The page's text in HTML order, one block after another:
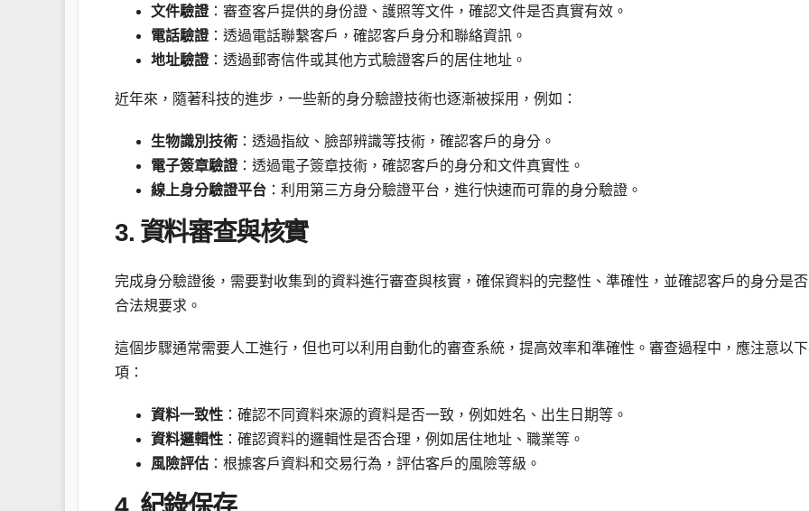
文件驗證 ：審查客戶提供的身份證、護照等文件，確認文件是否真實有效。
電話驗證 ：透過電話聯繫客戶，確認客戶身分和聯絡資訊。
地址驗證 ：透過郵寄信件或其他方式驗證客戶的居住地址。
近年來，隨著科技的進步，一些新的身分驗證技術也逐漸被採用，例如：
生物識別技術 ：透過指紋、臉部辨識等技術，確認客戶的身分。
電子簽章驗證 ：透過電子簽章技術，確認客戶的身分和文件真實性。
線上身分驗證平台 ：利用第三方身分驗證平台，進行快速而可靠的身分驗證。
3. 資料審查與核實
完成身分驗證後，需要對收集到的資料進行審查與核實，確保資料的完整性、準確性，並確認客戶的身分是
合法規要求。
這個步驟通常需要人工進行，但也可以利用自動化的審查系統，提高效率和準確性。審查過程中，應注意以
項：
資料一致性 ：確認不同資料來源的資料是否一致，例如姓名、出生日期等。
資料邏輯性 ：確認資料的邏輯性是否合理，例如居住地址、職業等。
風險評估 ：根據客戶資料和交易行為，評估客戶的風險等級。